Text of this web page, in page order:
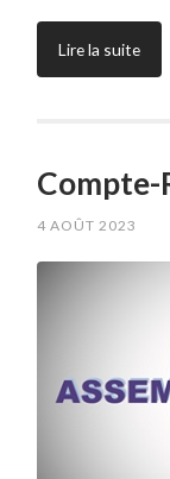
Lire la suite
Compte-
4 AOÛT 2023